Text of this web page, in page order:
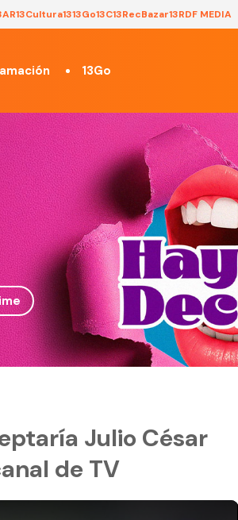
AR13Cultura1313Go13C13RecBazar13RDF MEDIA
13Go
Julio César
de TV